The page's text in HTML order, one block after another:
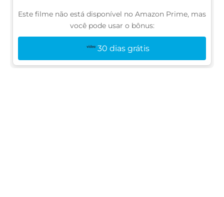
Este filme não está disponível no Amazon Prime, mas
você pode usar o bônus:
30 dias grátis